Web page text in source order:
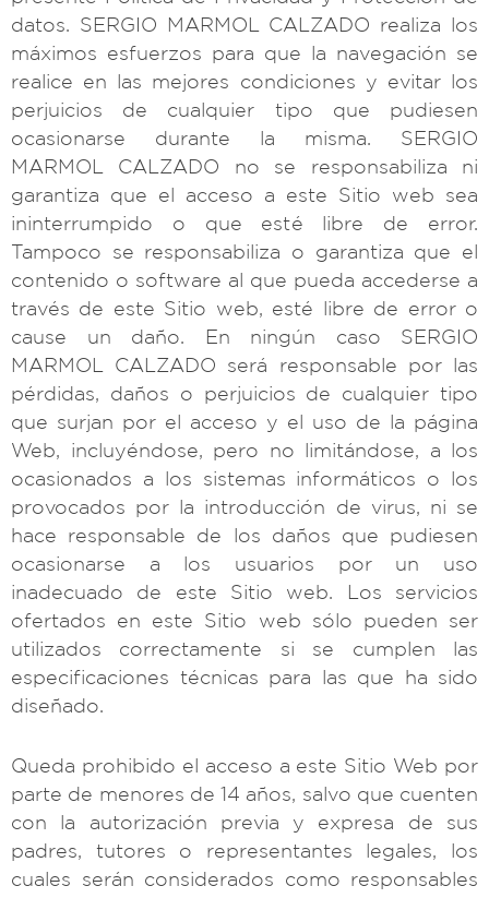
datos. SERGIO MARMOL CALZADO realiza los
máximos esfuerzos para que la navegación se
realice en las mejores condiciones y evitar los
perjuicios de cualquier tipo que pudiesen
ocasionarse durante la misma. SERGIO
MARMOL CALZADO no se responsabiliza ni
garantiza que el acceso a este Sitio web sea
ininterrumpido o que esté libre de error.
Tampoco se responsabiliza o garantiza que el
contenido o software al que pueda accederse a
través de este Sitio web, esté libre de error o
cause un daño. En ningún caso SERGIO
MARMOL CALZADO será responsable por las
pérdidas, daños o perjuicios de cualquier tipo
que surjan por el acceso y el uso de la página
Web, incluyéndose, pero no limitándose, a los
ocasionados a los sistemas informáticos o los
provocados por la introducción de virus, ni se
hace responsable de los daños que pudiesen
ocasionarse a los usuarios por un uso
inadecuado de este Sitio web. Los servicios
ofertados en este Sitio web sólo pueden ser
utilizados correctamente si se cumplen las
especificaciones técnicas para las que ha sido
diseñado.
Queda prohibido el acceso a este Sitio Web por
parte de menores de 14 años, salvo que cuenten
con la autorización previa y expresa de sus
padres, tutores o representantes legales, los
cuales serán considerados como responsables